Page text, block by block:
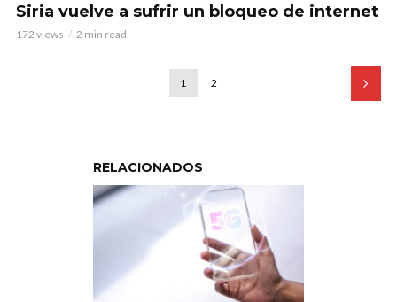
Siria vuelve a sufrir un bloqueo de internet
172 views 2 min read
1 2
RELACIONADOS